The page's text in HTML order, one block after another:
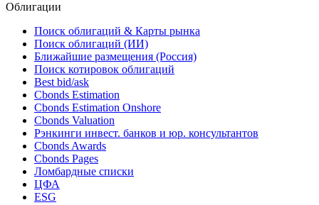
Облигации
Поиск облигаций & Карты рынка
Поиск облигаций (ИИ)
Ближайшие размещения (Россия)
Поиск котировок облигаций
Best bid/ask
Cbonds Estimation
Cbonds Estimation Onshore
Cbonds Valuation
Рэнкинги инвест. банков и юр. консультантов
Cbonds Awards
Cbonds Pages
Ломбардные списки
ЦФА
ESG